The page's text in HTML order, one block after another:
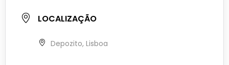
LOCALIZAÇÃO
Depozito, Lisboa